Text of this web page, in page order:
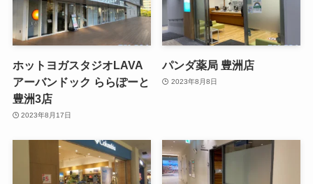
ホットヨガスタジオLAVA
アーバンドック ららぽーと
豊洲3店
2023年8月17日
パンダ薬局 豊洲店
2023年8月8日